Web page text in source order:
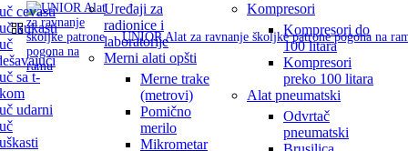
cevasti
kukasti
sa t-
udarni
Uređaji za
radionice i
laboratorije
Merni alati opšti
Merne trake
(metrovi)
Pomično
merilo
Mikrometar
Kompresori
Kompresori do
100 litara
Kompresori
preko 100 litara
Alat pneumatski
Odvrtač
pneumatski
UNIOR Alat za ravnanje školjke patrone pogona na